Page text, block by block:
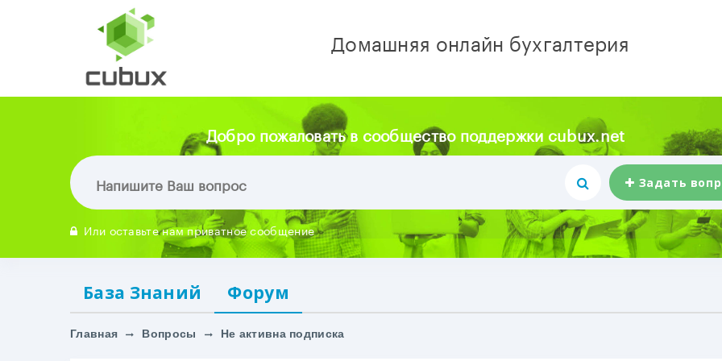
Домашняя онлайн бухгалтерия
Добро пожаловать в сообщество поддержки cubux.net
Задать
Или оставьте нам приватное сообщение
База Знаний Форум
Главная Вопросы Не активна подписка